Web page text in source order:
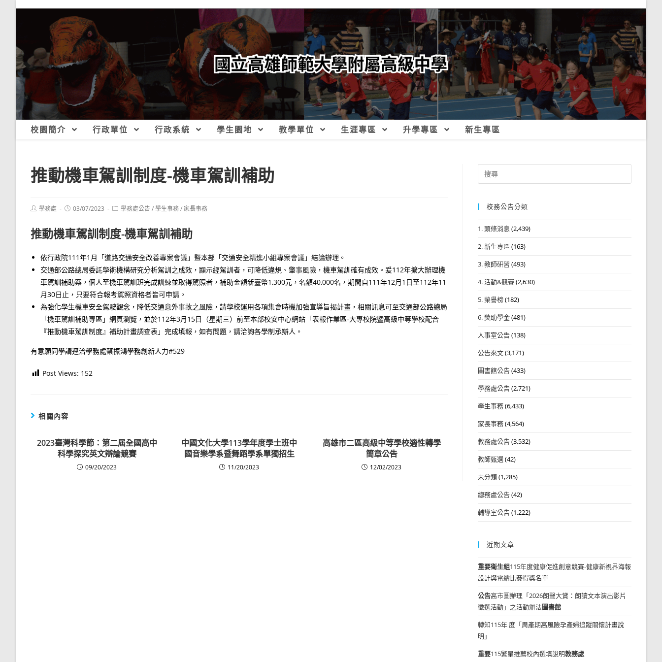
校園簡介 行政單位 行政系統 學生園地 教學單位 生涯專區 升學專區 新生專區
推動機車駕訓制度-機車駕訓補助
Post學務處
Post03/07/2023
Post學務處公告/學生事務/ 家長事務
推動機車駕訓制度-機車駕訓補助
依行政院111年1月「道路交通安全改善專案會議」暨本部「交通安全精進小組專案會議」結論辦理。
交通部公路總局委託學術機構研究分析駕訓之成效，顯示經駕訓者，可降低違規、肇事風險，機車駕訓確有成效。爰112年擴大辦理機
車駕訓補助案，個人至機車駕訓班完成訓練並取得駕照者，補助金額新臺幣1,300元，名額40,000名，期間自111年12月1日至112年11
月30日止，只要符合報考駕照資格者皆可申請。
為強化學生機車安全駕駛觀念，降低交通意外事故之風險，請學校運用各項集會時機加強宣導旨揭計畫，相關訊息可至交通部公路總局
「機車駕訓補助專區」網頁瀏覽，並於112年3月15日（星期三）前至本部校安中心網站「表報作業區-大專校院暨高級中等學校配合
『推動機車駕訓制度』補助計畫調查表」完成填報，如有問題，請洽詢各學制承辦人。
有意願同學請逕洽學務處蔡振鴻學務創新人力#529
Post Views: 152
相關內容
2023臺灣科學節：第二屆全國高中
科學探究英文辯論競賽
09/20/2023
中國文化大學113學年度學士班中
國音樂學系暨舞蹈學系單獨招生
11/20/2023
高雄市二區高級中等學校適性轉學
簡章公告
12/02/2023
Search
for:
校務公告分類
1. 頭條消息 (2,439)
2. 新生專區 (163)
3. 教師研習 (493)
4. 活動&競賽(2,630)
5. 榮譽榜(182)
6. 獎助學金(481)
人事室公告(138)
公告來文(3,171)
圖書館公告(433)
學務處公告(2,721)
學生事務(6,433)
家長事務(4,564)
教務處公告(3,532)
教師甄選(42)
未分類(1,285)
總務處公告(42)
輔導室公告(1,222)
近期文章
重要衛生組115年度健康促進創意競賽-健康新視界海報
設計與電繪比賽得獎名單
公告高市圖辦理「2026朗聲大賞：朗讀文本演出影片
徵選活動」之活動辦法圖書館
轉知115年 度「周產期高風險孕產婦追蹤關懷計畫說
明」
重要115繁星推薦校內選填說明教務處